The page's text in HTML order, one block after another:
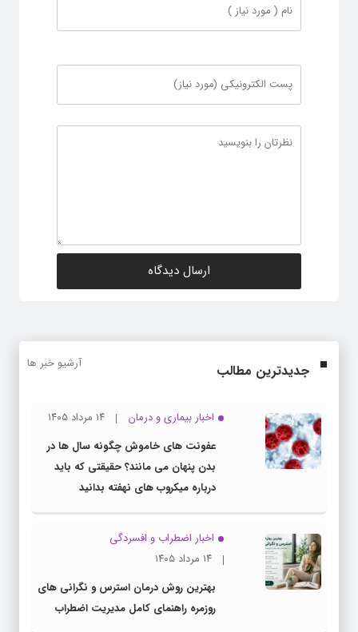
جدیدترین مطالب آرشیو خبر ها
اخبار بیماری و درمان
۱۴ مرداد ۱۴۰۵
عفونت های خاموش چگونه سال ها در
بدن پنهان می مانند؟ حقیقتی که باید
درباره میکروب های نهفته بدانید
اخبار اضطراب و افسردگی
۱۴ مرداد ۱۴۰۵
بهترین روش درمان استرس و نگرانی های
روزمره راهنمای کامل مدیریت اضطراب